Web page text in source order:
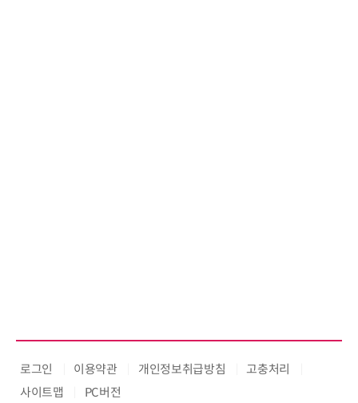
로그인 이용약관 개인정보취급방침
고충처리
사이트맵
PC버전